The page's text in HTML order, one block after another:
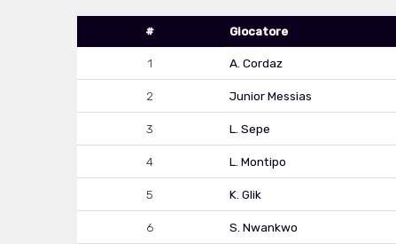
# Giocatore
1 A. Cordaz
2 Junior Messias
3 L. Sepe
4 L. Montipo
5 K. Glik
6 S. Nwankwo